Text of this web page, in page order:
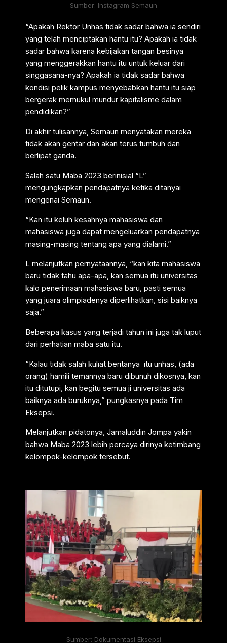
Sumber: Instagram Semaun
“Apakah Rektor Unhas tidak sadar bahwa ia sendiri
yang telah menciptakan hantu itu? Apakah ia tidak
sadar bahwa karena kebijakan tangan besinya
yang menggerakkan hantu itu untuk keluar dari
singgasana-nya? Apakah ia tidak sadar bahwa
kondisi pelik kampus menyebabkan hantu itu siap
bergerak memukul mundur kapitalisme dalam
pendidikan?”
Di akhir tulisannya, Semaun menyatakan mereka
tidak akan gentar dan akan terus tumbuh dan
berlipat ganda.
Salah satu Maba 2023 berinisial “L”
mengungkapkan pendapatnya ketika ditanyai
mengenai Semaun.
“Kan itu keluh kesahnya mahasiswa dan
mahasiswa juga dapat mengeluarkan pendapatnya
masing-masing tentang apa yang dialami.”
L melanjutkan pernyataannya, “kan kita mahasiswa
baru tidak tahu apa-apa, kan semua itu universitas
kalo penerimaan mahasiswa baru, pasti semua
yang juara olimpiadenya diperlihatkan, sisi baiknya
saja.”
Beberapa kasus yang terjadi tahun ini juga tak luput
dari perhatian maba satu itu.
“Kalau tidak salah kuliat beritanya itu unhas, (ada
orang) hamili temannya baru dibunuh dikosnya, kan
itu ditutupi, kan begitu semua ji universitas ada
baiknya ada buruknya,” pungkasnya pada Tim
Eksepsi.
Melanjutkan pidatonya, Jamaluddin Jompa yakin
bahwa Maba 2023 lebih percaya dirinya ketimbang
kelompok-kelompok tersebut.
Sumber: Dokumentasi Eksepsi